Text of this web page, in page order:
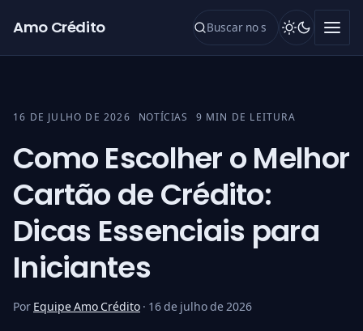
Amo Crédito
16 DE JULHO DE 2026 CATEGORIA:
NOTÍCIAS 9 MIN DE LEITURA
Como Escolher o Melhor
Cartão de Crédito:
Dicas Essenciais para
Iniciantes
Por Equipe Amo Crédito · 16 de julho de 2026